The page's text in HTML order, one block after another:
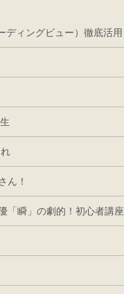
ディングビュー）徹底活用
ん！
「瞬」の劇的！初心者講座